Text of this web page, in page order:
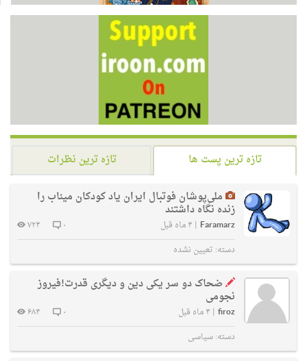
تازه ترین پست ها
تازه ترین نظرات
ملی‌پوشان فوتبال ایران یاد کودکان میناب را
زنده نگاه داشتند
Faramarz
| ۴ ماه قبل ۰
۷۲۴
دسته: تعیین نشده
ضحاک دو سر یکی دین و دیگری قدرت!فیروز
نجومی
firoz
| ۴ ماه قبل ۰
۶۸۴
دسته:سیاسی